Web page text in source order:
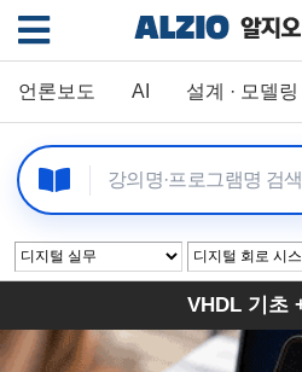
언론보도 AI 설계 · 모델링
VHDL 기초